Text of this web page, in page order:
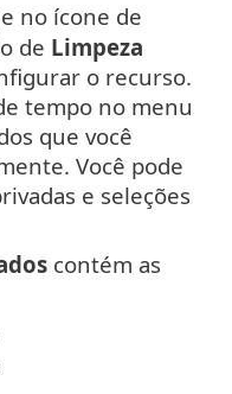
no ícone de
de Limpeza
o recurso.
tempo no menu
que você
Você pode
e seleções
contém as